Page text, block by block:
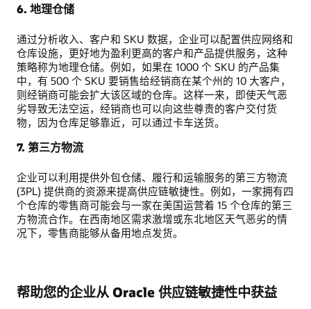
6. 地理仓储
通过分析收入、客户和 SKU 数据，企业可以配置供应网络和
仓库设施，更好地为盈利更高的客户和产品提供服务，这种
策略称为地理仓储。例如，如果在 1000 个 SKU 的产品集
中，有 500 个 SKU 要销售给经销商在某个州的 10 大客户，
则经销商可能会扩大该区域的仓库。这样一来，即使天气恶
劣导致无法空运，经销商也可以向这些尊贵的客户交付货
物，因为仓库足够靠近，可以通过卡车送货。
7. 第三方物流
企业可以利用提供外包仓储、履行和运输服务的第三方物流
(3PL) 提供商的资源来提高供应链敏捷性。例如，一家拥有四
个仓库的零售商可能会与一家在美国运营着 15 个仓库的第三
方物流合作。在西南地区需求激增或东北地区天气恶劣的情
况下，零售商能够从备用地点发货。
帮助您的企业从 Oracle 供应链敏捷性中获益